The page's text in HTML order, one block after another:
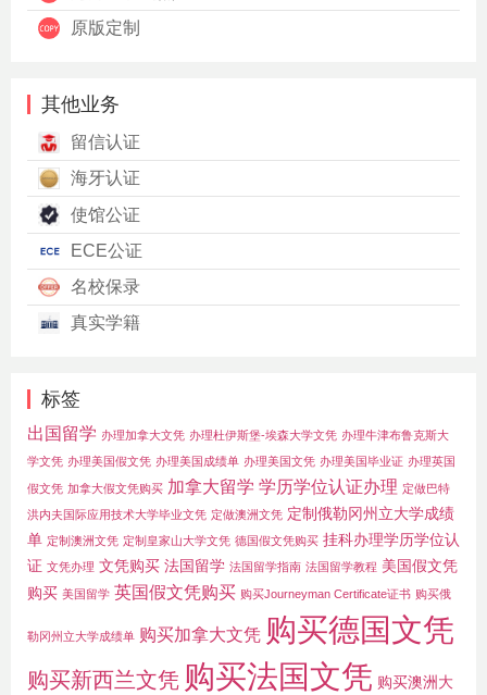
原版定制
其他业务
留信认证
海牙认证
使馆公证
ECE公证
名校保录
真实学籍
标签
出国留学 办理加拿大文凭 办理杜伊斯堡-埃森大学文凭 办理牛津布鲁克斯大
学文凭 办理美国假文凭 办理美国成绩单 办理美国文凭 办理美国毕业证 办理英国
假文凭 加拿大假文凭购买 加拿大留学 学历学位认证办理 定做巴特
洪内夫国际应用技术大学毕业文凭 定做澳洲文凭 定制俄勒冈州立大学成绩
单 定制澳洲文凭 定制皇家山大学文凭 德国假文凭购买 挂科办理学历学位认
证 文凭办理 文凭购买 法国留学 法国留学指南 法国留学教程 美国假文凭
购买 美国留学 英国假文凭购买 购买Journeyman Certificate证书 购买俄
勒冈州立大学成绩单 购买加拿大文凭 购买德国文凭
购买新西兰文凭 购买法国文凭 购买澳洲大